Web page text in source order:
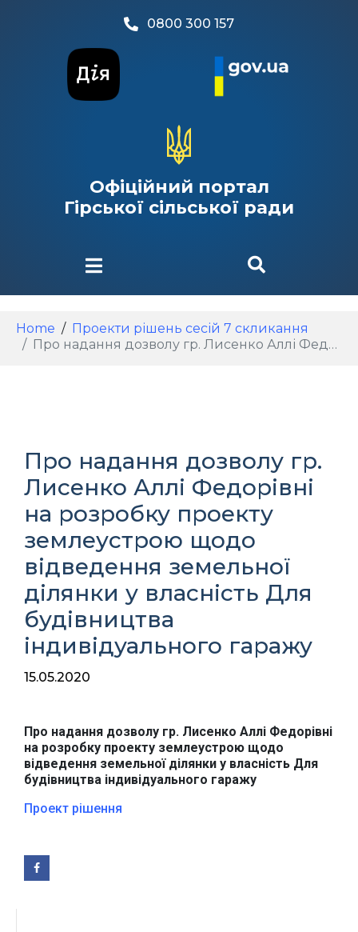
0800 300 157
Офіційний портал
Гірської сільської ради
Home
Проекти рішень сесій 7 скликання
Про надання дозволу гр. Лисенко Аллі Федорівні на розробку проекту землеустрою щодо відведення земельної ділянки у власність Для будівництва індивідуального гаражу
Про надання дозволу гр.
Лисенко Аллі Федорівні
на розробку проекту
землеустрою щодо
відведення земельної
ділянки у власність Для
будівництва
індивідуального гаражу
15.05.2020
Про надання дозволу гр. Лисенко Аллі Федорівні
на розробку проекту землеустрою щодо
відведення земельної ділянки у власність Для
будівництва індивідуального гаражу
Проект рішення